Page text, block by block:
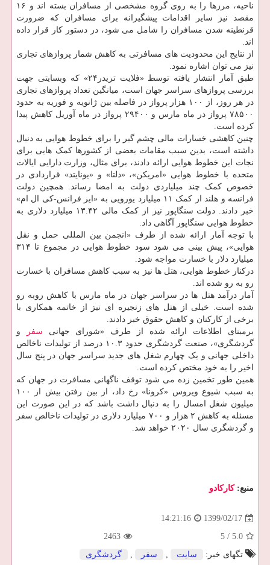
ناحیه، مرزها را به روی گروه مشخصی از مسافران بسته اند و ۱۶
مقصد نیز سایر اقدامات پیشگیرانه برای مسافران که ضرورت
قرنطینه شدن مسافران را شامل می شود، در دستور کار قرار داده
اند.
از نتایج این محدودیت های مسافرتی به کاهش شمار پروازهای تجاری
نیز می توان اشاره نمود.
طبق آمار انتشار یافته توسط «فلایت تریدر۲۴» که وبسایتی جهت
بررسی پروازهای سراسر جهان است، میانگین تعداد پروازهای تجاری
در هر روز، از ۱۰۰ هزار پرواز در فاصله بین ژانویه و فوریه به حدود
۷۸۵۰۰ پرواز در ماه مارس و ۲۹۴۰۰ پرواز در ماه آوریل کاهش پیدا
کرده است.
چنین کاهشی خسارات مالی چشم گیر را برای خطوط هوایی به دنبال
داشته است، بدین سبب مقامات بعضی از کشورها کمک هایی برای
نجات این خطوط هوایی ارائه دادند، برای مثال، وزارت دارایی ایالات
متحده با خطوط هوایی «امریکن»، «دلتا» و «یونایتد» قراردادی در
خصوص کمک چند میلیاردی دولت به امضا رساند. همچین دولت
فرانسه و هلند از کمک ۱۱ میلیارد یورویی به «ایر فرانس-کی ال ام»
خبر دادند. دولت سنگاپور نیز از کمک مالی ۱۳.۴۲ میلیارد دلاری به
خطوط هوایی سنگاپور آگاهی داد.
با توجه آمار ارائه شده از طرف «انجمن بین المللی حمل و نقل
هوایی»، پیش بینی می شود سود خطوط هوایی در مجموع تا ۳۱۴
میلیارد دلار با خسارت مواجه شود.
درکنار خطوط هوایی، هتل ها نیز به سبب کاهش مسافران با خسارت
رو به رو شده اند.
آمار درآمد هتل ها در سراسر جهان در ماه مارس با کاهش روبه رو
شده است. خیلی از هتل های زنجیره ای نیز از خاتمه همکاری با
برخی از کارکنان و کاهش حقوق خبر دادند.
برمبنای اطلاعات ارائه شده از طرف «شورای جهانی سفر
و
گردشگری»، صنعت گردشگری حدود ۱۰.۳ درصد از تولیدات ناخالص
داخلی جهانی و یک چهارم شغل های جدید سراسر جهان در پنج سال
اخیر را به خود مختص کرده است.
همین طور تخمین زده می شود توقف ناگهانی مسافرت در جهان که
به سبب شیوع ویروس «کرونا» رخ داد، از بین رفتن بیش از ۱۰۰
میلیون شغل امسال را به دنبال داشت باشد که در این صورت این
مسئله به کاهش ۲ هزار و ۷۰۰ میلیارد دلاری در تولیدات ناخالص سفر
و گردشگری سال ۲۰۲۰ خواهد شد.
منبع:كاركادو
1399/02/17
14:21:16
5.0
/
5
2463
تگهای خبر:
سایت , سفر , گردشگری